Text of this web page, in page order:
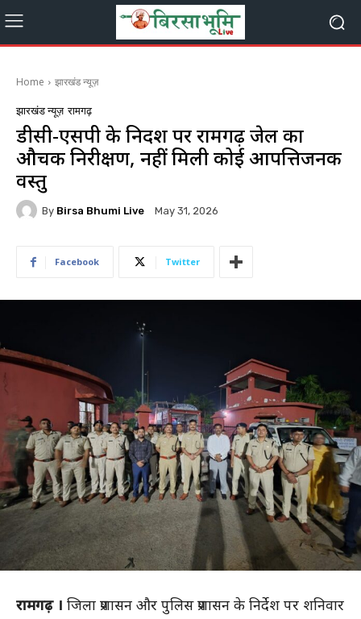
Home झारखंड न्यूज़
झारखंड न्यूज़ रामगढ़
डीसी-एसपी के निर्देश पर रामगढ़ जेल का
औचक निरीक्षण, नहीं मिली कोई आपत्तिजनक
वस्तु
By Birsa Bhumi Live May 31, 2026
Facebook Twitter
रामगढ़ । जिला प्रशासन और पुलिस प्रशासन के निर्देश पर शनिवार